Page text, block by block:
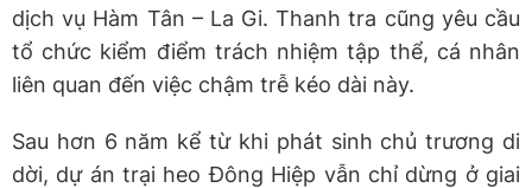
dịch vụ Hàm Tân – La Gi. Thanh tra cũng yêu cầu
tổ chức kiểm điểm trách nhiệm tập thể, cá nhân
liên quan đến việc chậm trễ kéo dài này.
Sau hơn 6 năm kể từ khi phát sinh chủ trương di
dời, dự án trại heo Đông Hiệp vẫn chỉ dừng ở giai